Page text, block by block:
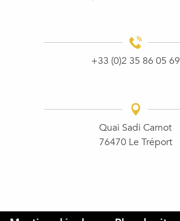
+33 (0)2 35 86 05 69
Quai Sadi Carnot
76470 Le Tréport